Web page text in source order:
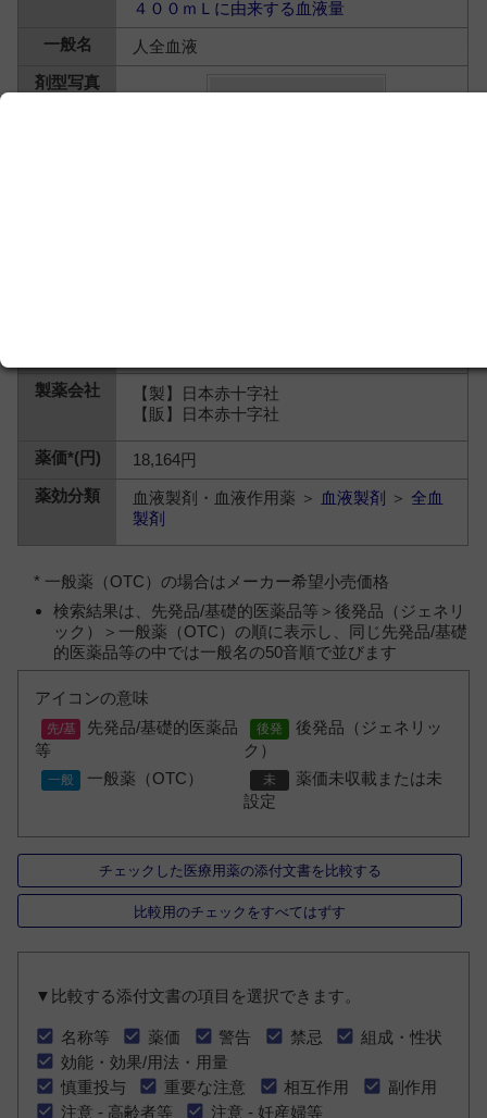
４００ｍＬに由来する血液量
人全血液
【製】日本赤十字社
【販】日本赤十字社
18,164円
血液製剤・血液作用薬 ＞ 血液製剤 ＞ 全血
製剤
* 一般薬（OTC）の場合はメーカー希望小売価格
検索結果は、先発品/基礎的医薬品等＞後発品（ジェネリ
ック）＞一般薬（OTC）の順に表示し、同じ先発品/基礎
的医薬品等の中では一般名の50音順で並びます
アイコンの意味
先発品/基礎的医薬品
等
後発品（ジェネリッ
ク）
一般薬（OTC）
薬価未収載または未
設定
チェックした医療用薬の添付文書を比較する
比較用のチェックをすべてはずす
▼比較する添付文書の項目を選択できます。
名称等 薬価 警告 禁忌
組成・性状
効能・効果/用法・用量
慎重投与
重要な注意 相互作用
副作用
注意 - 高齢者等
注意 - 妊産婦等